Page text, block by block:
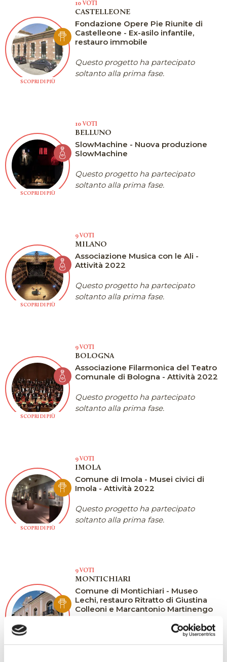
SCOPRI DI PIÙ
10 VOTI
CASTELLEONE
Fondazione Opere Pie Riunite di
Castelleone - Ex-asilo infantile,
restauro immobile
Questo progetto ha partecipato
soltanto alla prima fase.
SCOPRI DI PIÙ
10 VOTI
BELLUNO
SlowMachine - Nuova produzione
SlowMachine
Questo progetto ha partecipato
soltanto alla prima fase.
SCOPRI DI PIÙ
9 VOTI
MILANO
Associazione Musica con le Ali -
Attività 2022
Questo progetto ha partecipato
soltanto alla prima fase.
SCOPRI DI PIÙ
9 VOTI
BOLOGNA
Associazione Filarmonica del Teatro
Comunale di Bologna - Attività 2022
Questo progetto ha partecipato
soltanto alla prima fase.
SCOPRI DI PIÙ
9 VOTI
IMOLA
Comune di Imola - Musei civici di
Imola - Attività 2022
Questo progetto ha partecipato
soltanto alla prima fase.
9 VOTI
MONTICHIARI
Comune di Montichiari - Museo
Lechi, restauro Ritratto di Giustina
Colleoni e Marcantonio Martinengo
Questo progetto ha partecipato